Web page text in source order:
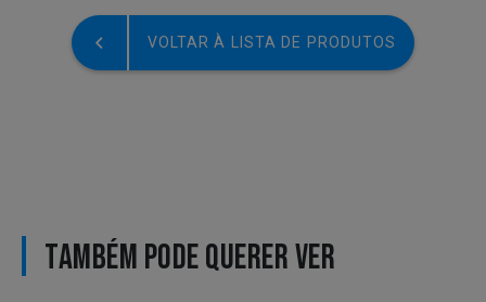
VOLTAR À LISTA DE PRODUTOS
TAMBÉM PODE QUERER VER